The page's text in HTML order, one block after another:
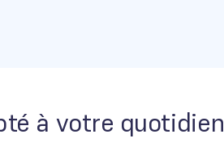
à votre quotidien